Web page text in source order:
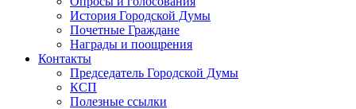
История Городской Думы
Почетные Граждане
Награды и поощрения
Контакты
Председатель Городской Думы
КСП
Полезные ссылки